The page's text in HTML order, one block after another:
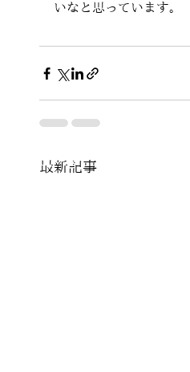
いなと思っています。
最新記事